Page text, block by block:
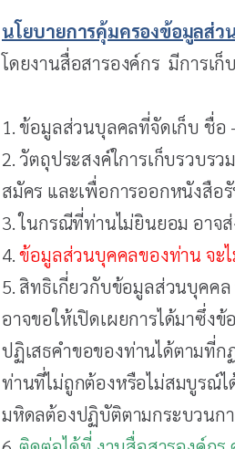
นโยบายการคุ้มครองข้อมูลส่ว
โดยงานสื่อสารองค์กร มีการเ
1. ข้อมูลส่วนบุลคลที่จัดเก็บ ชื่อ
2. วัตถุประสงค์ใการเก็บรวบร
สมัคร และเพื่อการออกหนังสือ
3. ในกรณีที่ท่านไม่ยินยอม อาจ
4.ข้อมูลส่วนบุคคลของท่าน จะ
5. สิทธิเกี่ยวกับข้อมูลส่วนบุคค
อาจขอให้เปิดเผยการได้มาซึ่ง
ปฏิเสธคำขอของท่านได้ตามที่
ท่านที่ไม่ถูกต้องหรือไม่สมบูรณ์
มหิดลต้องปฏิบัติตามกระบวนก